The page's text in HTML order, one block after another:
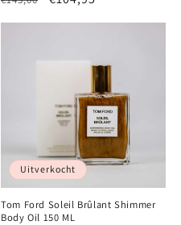
Uitverkocht
Tom Ford Soleil Brûlant Shimmer
Body Oil 150 ML